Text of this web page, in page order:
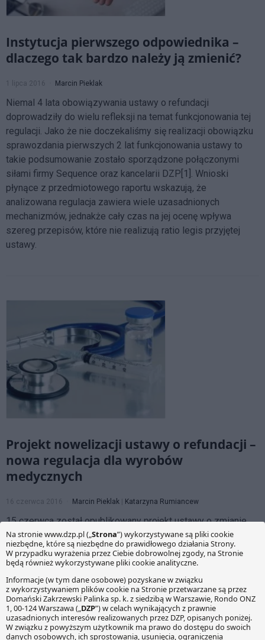
Instytucja pierwszego odpowiednika –
dlaczego tak bardzo należy ją zmienić?
1 lipca 2016 Marcin Pieklak
Niemal 4 lata obowiązywania ustawy o refundacji
doprowadziły do wielu refleksji na temat funkcjonowania tej
regulacji. Jako że nie doczekaliśmy się realizacji obowiązku
sprawozdania pierwszych 2 lat funkcjonowania ustawy to
takie podsumowanie zostało sporządzone połączonymi
siłami firmy Sequence oraz kancelarii DZP[1]. Wnioski
płynące z przedmiotowego raportu wskazują, że
analizowana regulacja zawiera wiele uzasadnionych
mechanizmów, jednakże cały czas na jej ocenę wpływa
szereg przepisów, które nie realizują ratio legis przyjętej
ustawy.
Projekt nowelizacji ustawy o refundacji –
nowa regulacja dla wyrobów
medycznych
16 czerwca 2016 Marcin Pieklak | Katarzyna Rumiancew
15 czerwca został opublikowany projekt ustawy o zmianie
ustawy o refundacji leków, środków spożywczych
specjalnego przeznaczenia żywieniowego oraz wyrobów
medycznych oraz niektórych innych ustaw. Projekt został
skierowany do uzgodnień i konsultacji publicznych. Zgodnie
z zapowiedzią MZ, wejście w życie nowelizacji planowane
jest na początek 2017 r.